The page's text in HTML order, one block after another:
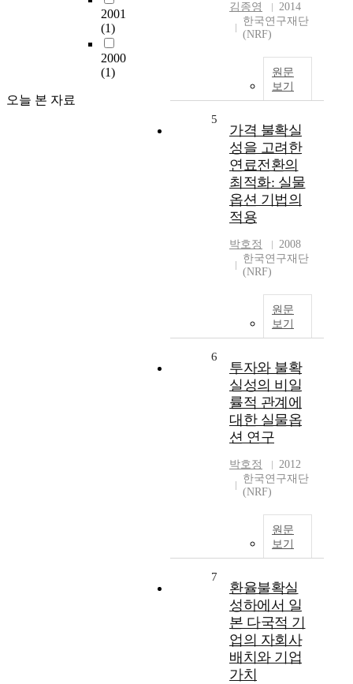
2001
(1)
2000
(1)
오늘 본 자료
김종영
2014
한국연구재단
(NRF)
원문
보기
5
가격 불확실
성을 고려한
연료전환의
최적화: 실물
옵션 기법의
적용
박호정
2008
한국연구재단
(NRF)
원문
보기
6
투자와 불확
실성의 비일
률적 관계에
대한 실물옵
션 연구
박호정
2012
한국연구재단
(NRF)
원문
보기
7
환율불확실
성하에서 일
본 다국적 기
업의 자회사
배치와 기업
가치